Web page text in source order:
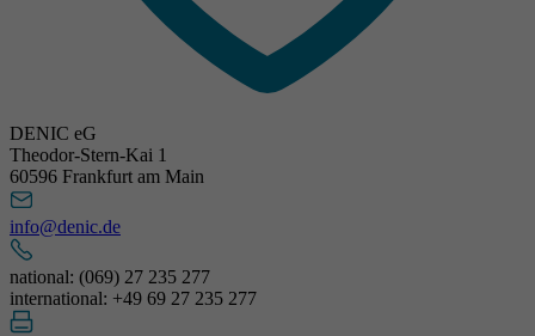
DENIC eG
Theodor-Stern-Kai 1
60596 Frankfurt am Main
info@denic.de
national: (069) 27 235 277
international: +49 69 27 235 277